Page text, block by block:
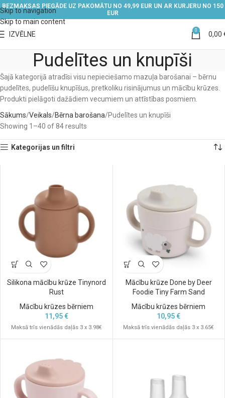
Skip to navigation
Skip to main content
BEZMAKSAS PIEGĀDE UZ PAKOMĀTU NO 49,99 EUR UN AR KURJERU NO 150
EUR
IZVĒLNE 0 0,00
Pudelītes un knupīši
Šajā kategorijā atradīsi visu nepieciešamo mazuļa barošanai – bērnu
pudelītes, pudelīšu knupīšus, pretkoliku risinājumus un mācību krūzes.
Produkti pielāgoti dažādiem vecumiem un attīstības posmiem.
Sākums Veikals Bērna barošana Pudelītes un knupīši
Showing 1–40 of 84 results
Kategorijas un filtri
Silikona mācību krūze Tinynord
Rust
Mācību krūzes bērniem
11,95€
Maksā trīs vienādās daļās 3 x 3.98€
Mācību krūze Done by Deer
Foodie Tiny Farm Sand
Mācību krūzes bērniem
10,95€
Maksā trīs vienādās daļās 3 x 3.65€